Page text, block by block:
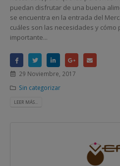
puedan disfrutar de una buena
se encuentra en la entrada del
cuáles son las necesidades y cómo
importante...
29 Noviembre, 2017
Sin categorizar
LEER MÁS...